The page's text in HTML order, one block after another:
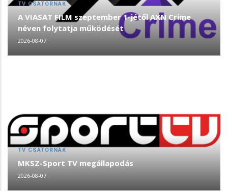
TV CSATORNÁK
A VIASAT FILM szeptember 1-jétől AXN Crime
néven folytatja működését
2026-08-07
TV CSATORNÁK
MKSZ-Sport TV megállapodás
2026-08-07